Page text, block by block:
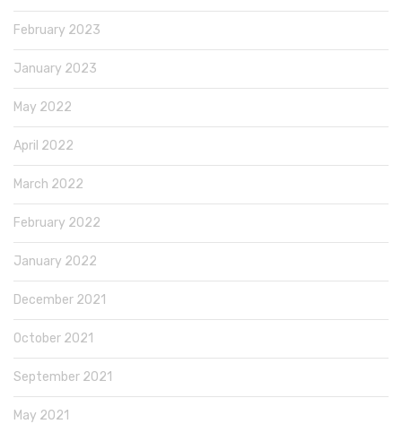
February 2023
January 2023
May 2022
April 2022
March 2022
February 2022
January 2022
December 2021
October 2021
September 2021
May 2021